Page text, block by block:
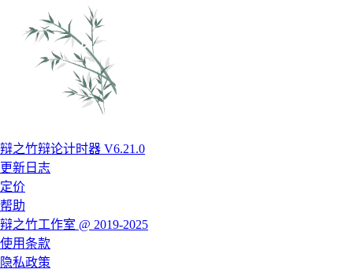
辩之竹辩论计时器 V6.21.0
更新日志
定价
帮助
辩之竹工作室 @ 2019-2025
使用条款
隐私政策